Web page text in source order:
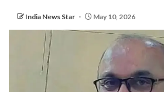
India News Star May 10, 2026